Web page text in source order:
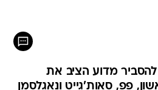
להסביר מדוע הציב את
פפ, סאות'גייט ונאגלסמן